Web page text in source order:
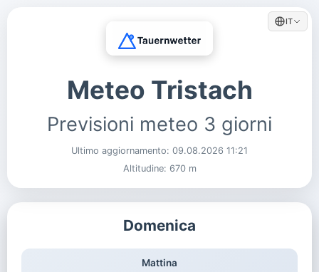
IT
Meteo Tristach
Previsioni meteo 3 giorni
Ultimo aggiornamento: 09.08.2026 11:21
Altitudine: 670 m
Domenica
Mattina